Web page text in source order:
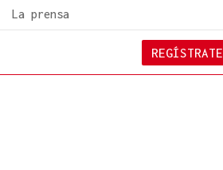
La prensa
REGÍSTRATE